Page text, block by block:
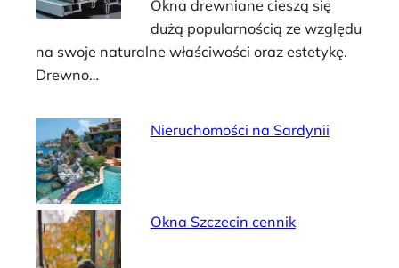
Okna drewniane cieszą się
dużą popularnością ze względu
na swoje naturalne właściwości oraz estetykę.
Drewno…
Nieruchomości na Sardynii
Okna Szczecin cennik